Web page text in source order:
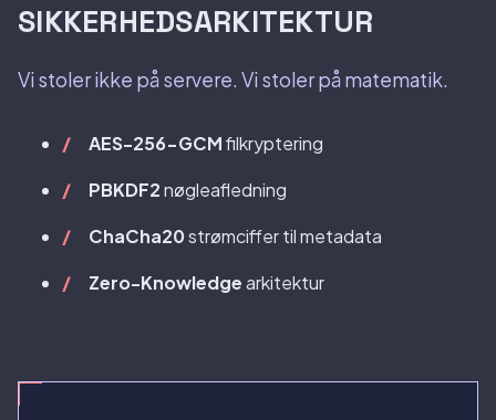
SIKKERHEDSARKITEKTUR
Vi stoler ikke på servere. Vi stoler på matematik.
AES-256-GCMfilkryptering
PBKDF2nøgleafledning
ChaCha20strømciffer til metadata
Zero-Knowledgearkitektur